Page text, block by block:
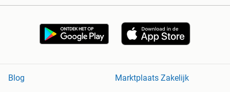
Blog
Marktplaats Zakelijk